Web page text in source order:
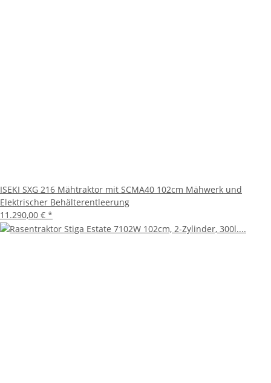
ISEKI SXG 216 Mähtraktor mit SCMA40 102cm Mähwerk und
Elektrischer Behälterentleerung
11.290,00 € *